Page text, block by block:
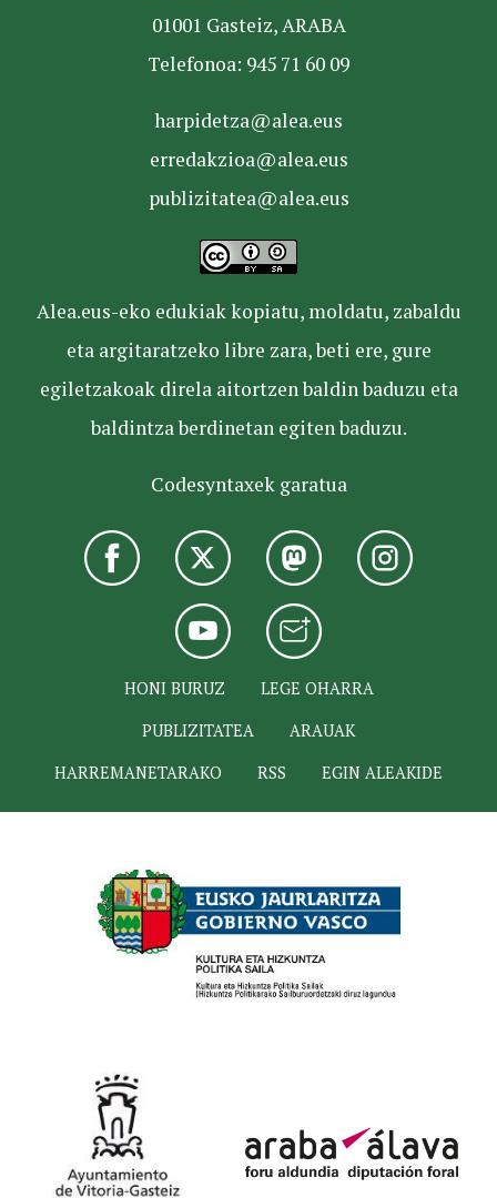
01001 Gasteiz, ARABA
Telefonoa: 945 71 60 09
harpidetza@alea.eus
erredakzioa@alea.eus
publizitatea@alea.eus
Alea.eus-eko edukiak kopiatu, moldatu, zabaldu
eta argitaratzeko libre zara, beti ere, gure
egiletzakoak direla aitortzen baldin baduzu eta
baldintza berdinetan egiten baduzu.
Codesyntaxek garatua
HONI BURUZ
LEGE OHARRA
PUBLIZITATEA
ARAUAK
HARREMANETARAKO
RSS EGIN ALEAKIDE